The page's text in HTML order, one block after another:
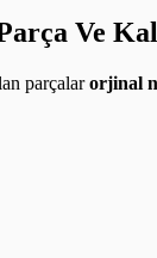
Ve
parçalarorjinal